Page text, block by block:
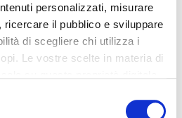
personalizzati, misurare
ricercare il pubblico e sviluppare
di scegliere chi utilizza i
Le vostre scelte in materia di
consenso in qualsiasi